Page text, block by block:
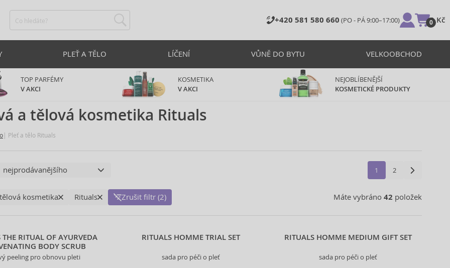
+420 581 580 660 (PO - PÁ 9:00–17:00) 0
0 Kč
PLEŤ A TĚLO LÍČENÍ VŮNĚ DO BYTU VELKOOBCHOD
TOP PARFÉMY
V AKCI
KOSMETIKA
V AKCI
NEJOBLÍBENĚJŠÍ
KOSMETICKÉ PRODUKTY
a tělová kosmetika Rituals
Pleť a tělo Rituals
1 2
Máte vybráno 42 položek
kosmetika Rituals Zrušit filtr (2)
THE RITUAL OF AYURVEDA
BODY SCRUB
peeling pro obnovu pleti
RITUALS HOMME TRIAL SET
sada pro péči o pleť
RITUALS HOMME MEDIUM GIFT SET
sada pro péči o pleť